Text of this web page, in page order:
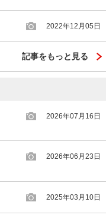
2022年12月05日
記事をもっと見る
2026年07月16日
2026年06月23日
2025年03月10日